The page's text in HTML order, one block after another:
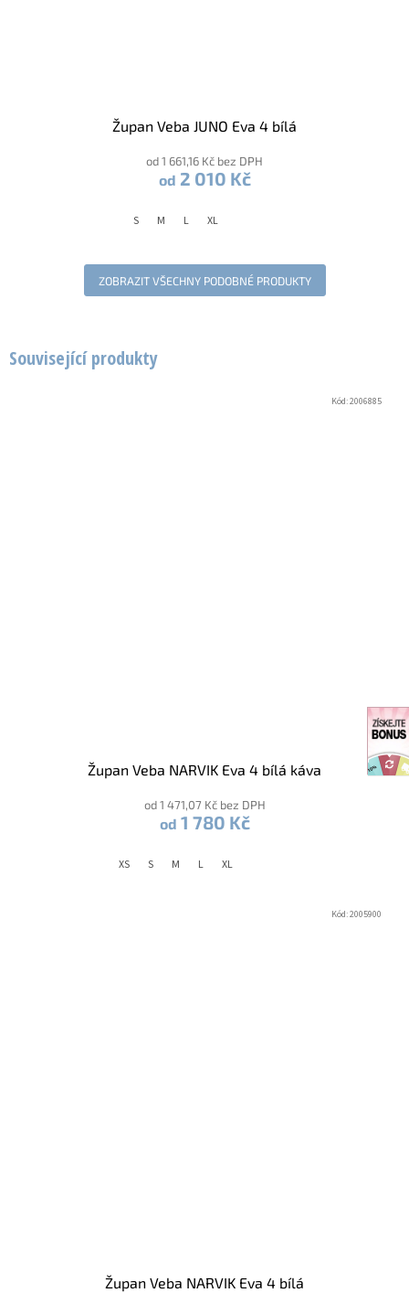
Související produkty
Župan Veba NARVIK Eva 4 bílá káva
od 1 471,07 Kč bez DPH
od 1 780 Kč
XS S M L XL
Kód:2006885
Župan Veba NARVIK Eva 4 bílá
Kód:2005900
Župan Veba JUNO Eva 4 bílá
od 1 661,16 Kč bez DPH
od 2 010 Kč
S M L XL
ZOBRAZIT VŠECHNY PODOBNÉ PRODUKTY